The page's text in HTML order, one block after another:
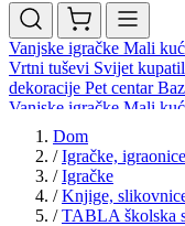
Vanjske igračke Mali
Vrtni tuševi Svijet
dekoracije Pet centar
Vanjske igračke Mali
Vrtni tuševi
dekoracijePet centar
Dom
/ Igračke, igraonice
/ Igračke
/ Knjige,
/ TABLA školska